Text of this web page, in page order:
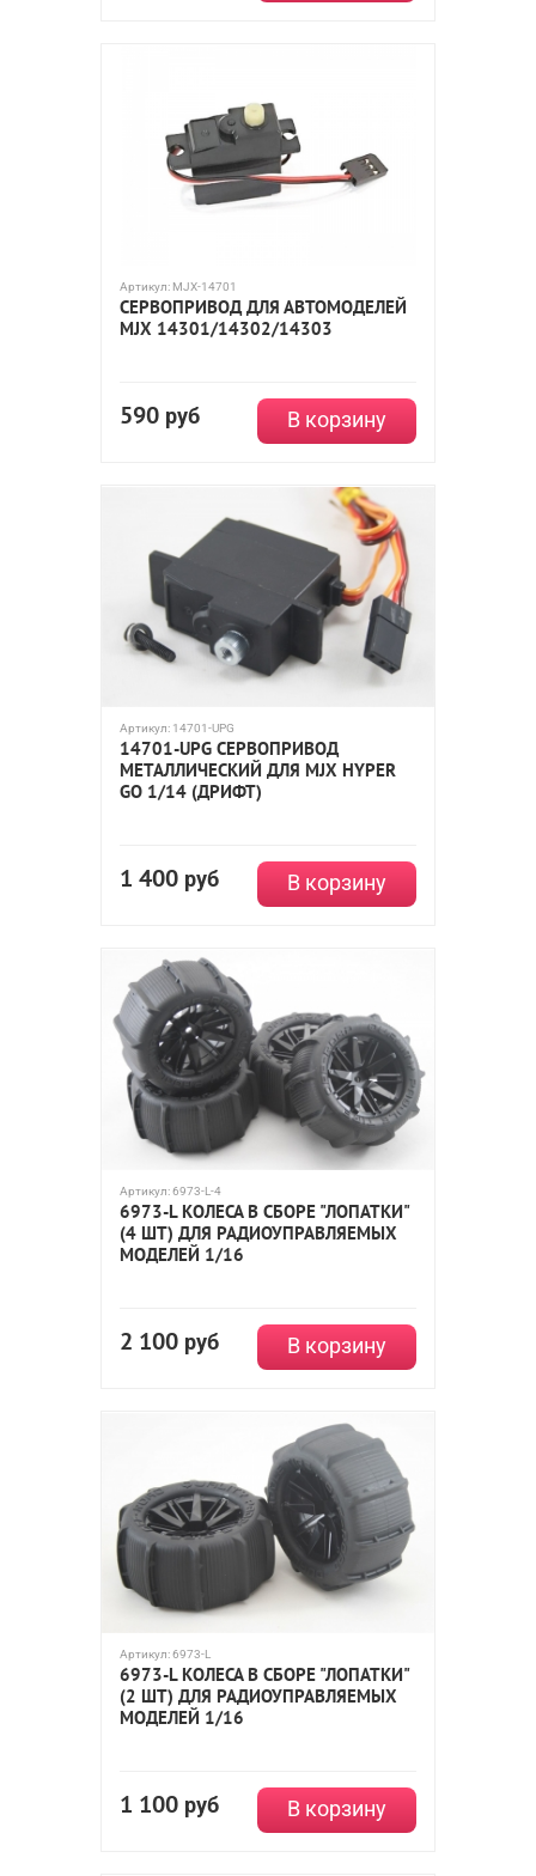
Артикул: MJX-14701
СЕРВОПРИВОД ДЛЯ АВТОМОДЕЛЕЙ
MJX 14301/14302/14303
590 руб В корзину
Артикул: 14701-UPG
14701-UPG СЕРВОПРИВОД
МЕТАЛЛИЧЕСКИЙ ДЛЯ MJX HYPER
GO 1/14 (ДРИФТ)
1 400 руб В корзину
Артикул:6973-L-4
6973-L КОЛЕСА В СБОРЕ "ЛОПАТКИ"
(4 ШТ) ДЛЯ РАДИОУПРАВЛЯЕМЫХ
МОДЕЛЕЙ 1/16
2 100 руб В корзину
Артикул:6973-L
6973-L КОЛЕСА В СБОРЕ "ЛОПАТКИ"
(2 ШТ) ДЛЯ РАДИОУПРАВЛЯЕМЫХ
МОДЕЛЕЙ 1/16
1 100 руб В корзину